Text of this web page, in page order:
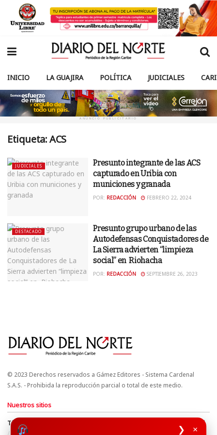
❯ ×
INICIO LA GUAJIRA POLÍTICA JUDICIALES
ANUNCIO PUBLICITARIO
Etiqueta:ACS
JUDICIALES
Presunto integrante de las ACS
capturado en Uribia con
municiones y granada
POR: REDACCIÓN FEBRERO 22, 2024
DESTACADO
Presunto grupo urbano de las
Autodefensas Conquistadores de
La Sierra advierten “limpieza
social” en Riohacha
POR: REDACCIÓN SEPTIEMBRE 26, 2023
© 2023 Derechos reservados a Gámez Editores - Sistema Cardenal
S.A.S. - Prohibida la reproducción parcial o total de este medio.
Nuestros sitios
Términos y Condiciones
Derechos de Autor y Propiedad Intelectual